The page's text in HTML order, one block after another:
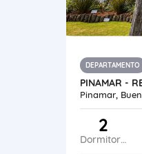
DEPARTAMENTO
PINAMAR -
Pinamar,
2
Dormitorios